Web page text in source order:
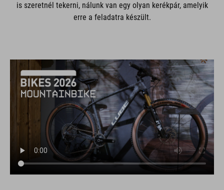
is szeretnél tekerni, nálunk van egy olyan kerékpár, amelyik
erre a feladatra készült.